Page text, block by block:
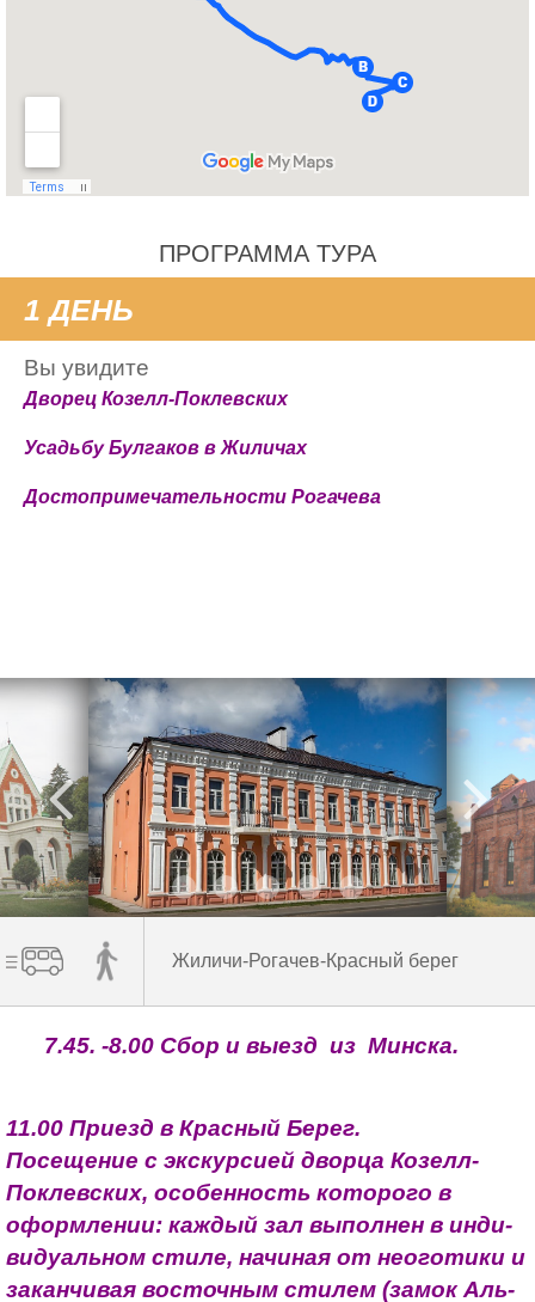
ПРОГРАММА ТУРА
1 ДЕНЬ
Вы увидите
Дворец Козелл-Поклевских
Усадьбу Булгаков в Жиличах
Достопримечательности Рогачева
Жиличи-Рогачев-Красный берег
7.45. -8.00 Сбор и выезд из Минска.
11.00 Приезд в Красный Берег.
Посещение с экскурсией дворца Козелл-
Поклевских, особенность которого в
оформлении: каж­дый зал вы­пол­нен в ин­ди­
ви­ду­аль­ном сти­ле, на­чи­ная от не­ого­ти­ки и
за­кан­чи­вая во­сточ­ным сти­лем (за­мок Аль­